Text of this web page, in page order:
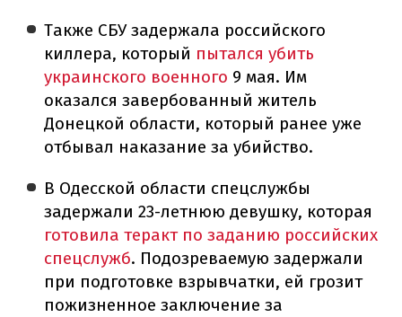
Также СБУ задержала российского
киллера, который пытался убить
украинского военного 9 мая. Им
оказался завербованный житель
Донецкой области, который ранее уже
отбывал наказание за убийство.
В Одесской области спецслужбы
задержали 23-летнюю девушку, которая
готовила теракт по заданию российских
спецслужб. Подозреваемую задержали
при подготовке взрывчатки, ей грозит
пожизненное заключение за